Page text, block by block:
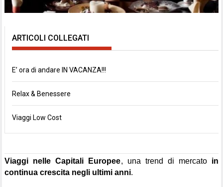
ARTICOLI COLLEGATI
E’ ora di andare IN VACANZA!!!
Relax & Benessere
Viaggi Low Cost
Viaggi nelle Capitali Europee, una trend di mercato in
continua crescita negli ultimi anni.